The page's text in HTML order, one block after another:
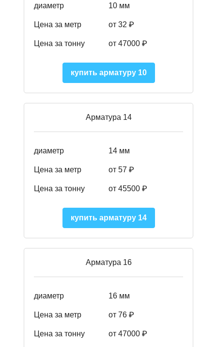
диаметр 10 мм
Цена за метр от 32 ₽
Цена за тонну от 47000 ₽
купить арматуру 10
Арматура 14
диаметр 14 мм
Цена за метр от 57 ₽
Цена за тонну от 45500 ₽
купить арматуру 14
Арматура 16
диаметр 16 мм
Цена за метр от 76 ₽
Цена за тонну от 47000 ₽